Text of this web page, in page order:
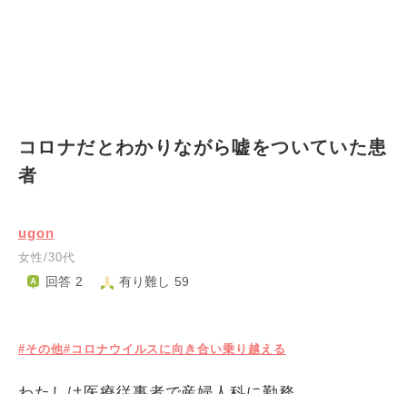
コロナだとわかりながら嘘をついていた患
者
ugon
女性/30代
回答 2 有り難し 59
#その他#コロナウイルスに向き合い乗り越える